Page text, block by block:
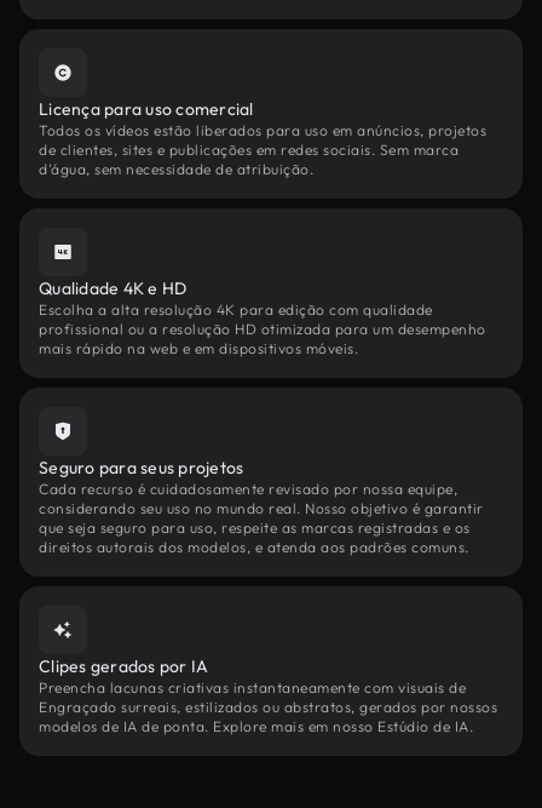
Licença para uso comercial
Todos os vídeos estão liberados para uso em anúncios, projetos
de clientes, sites e publicações em redes sociais. Sem marca
d'água, sem necessidade de atribuição.
Qualidade 4K e HD
Escolha a alta resolução 4K para edição com qualidade
profissional ou a resolução HD otimizada para um desempenho
mais rápido na web e em dispositivos móveis.
Seguro para seus projetos
Cada recurso é cuidadosamente revisado por nossa equipe,
considerando seu uso no mundo real. Nosso objetivo é garantir
que seja seguro para uso, respeite as marcas registradas e os
direitos autorais dos modelos, e atenda aos padrões comuns.
Clipes gerados por IA
Preencha lacunas criativas instantaneamente com visuais de
Engraçado surreais, estilizados ou abstratos, gerados por nossos
modelos de IA de ponta. Explore mais em nosso Estúdio de IA.